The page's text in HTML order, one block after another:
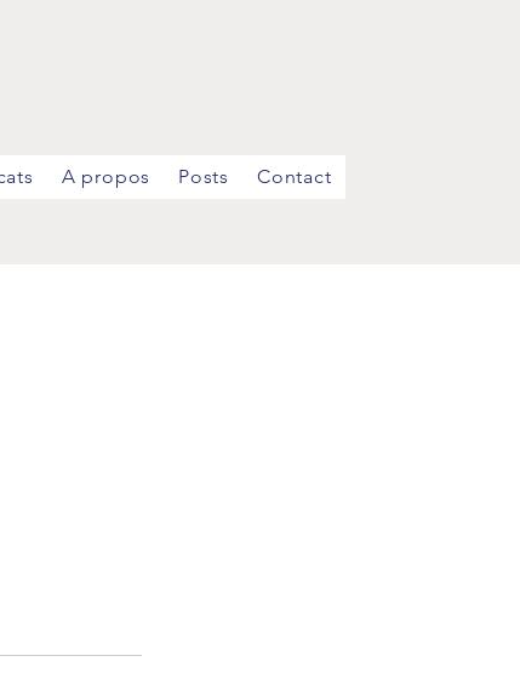
A propos Posts Contact